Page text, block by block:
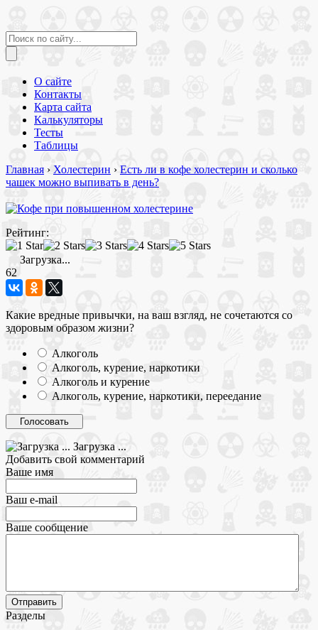
О сайте
Контакты
Карта сайта
Калькуляторы
Тесты
Таблицы
Главная › Холестерин › Есть ли в кофе холестерин и сколько
чашек можно выпивать в день?
Рейтинг:
Загрузка...
62
Какие вредные привычки, на ваш взгляд, не сочетаются со
здоровым образом жизни?
Алкоголь
Алкоголь, курение, наркотики
Алкоголь и курение
Алкоголь, курение, наркотики, переедание
Загрузка ...
Добавить свой комментарий
Ваше имя
Ваш e-mail
Ваше сообщение
Разделы